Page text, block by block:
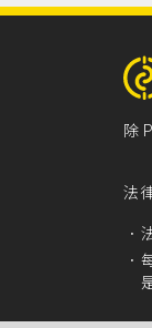
除
法